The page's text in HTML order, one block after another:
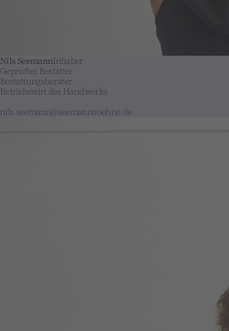
Nils SeemannInhaber
Geprüfter Bestatter
Bestattungsberater
Betriebswirt des Handwerks
nils.seemann@seemannsoehne.de